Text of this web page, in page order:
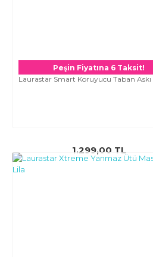
Peşin Fiyatına 6 Taksit!
Laurastar Smart Koruyucu Taban Askı
1.299,00 TL